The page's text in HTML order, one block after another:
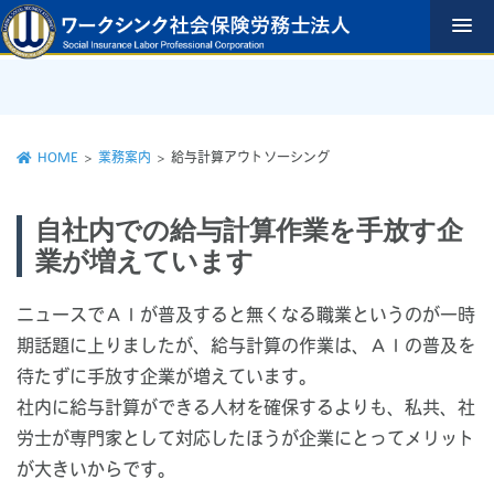
コ
ン
テ
HOME > 業務案内 > 給与計算アウトソーシング
自社内での給与計算作業を手放す企
業が増えています
ニュースでＡＩが普及すると無くなる職業というのが一時
期話題に上りましたが、給与計算の作業は、ＡＩの普及を
待たずに手放す企業が増えています。
社内に給与計算ができる人材を確保するよりも、私共、社
労士が専門家として対応したほうが企業にとってメリット
が大きいからです。